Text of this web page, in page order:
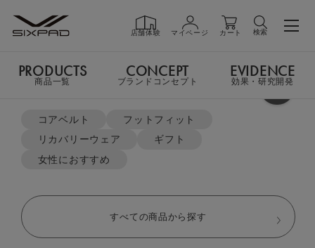
店舗体験 マイページ カート 検索
PRODUCTS商品一覧
GIFT ギフト
よく検索されているキーワード
コアベルト
フットフィット
リカバリーウェア
ギフト
女性におすすめ
すべての商品から探す
PRODUCTS
商品一覧
CONCEPT
ブランドコンセプト
EVIDENCE
効果・研究開発